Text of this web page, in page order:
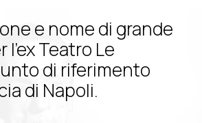
e nome di grande
Teatro Le
di riferimento
di Napoli.